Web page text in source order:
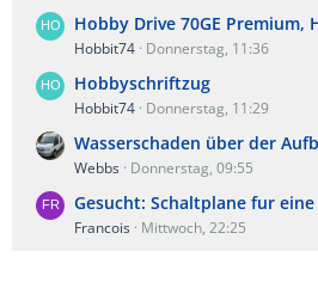
Hobby Drive 70GE Premium,
Hobbit74 Donnerstag, 11:36
Hobbyschriftzug
Hobbit74 Donnerstag, 11:29
Wasserschaden über der
Webbs Donnerstag, 09:55
Gesucht: Schaltplane fur
Francois Mittwoch, 22:25